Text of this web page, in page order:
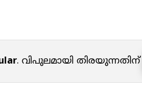
. വിപുലമായി തിരയുന്നതിന്